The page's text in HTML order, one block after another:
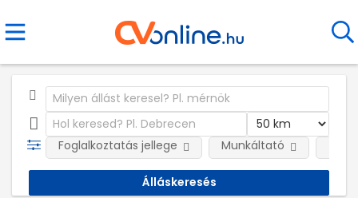
Foglalkoztatás jellege Munkáltató